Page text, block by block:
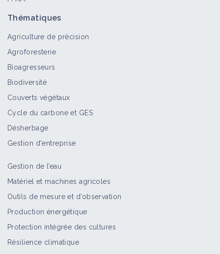
Sarah SINGLA - L'Agriculture en
Thématiques
Agriculture de précision
Agroforesterie
Bioagresseurs
Biodiversité
Couverts végétaux
Cycle du carbone et GES
Désherbage
Gestion d'entreprise
Gestion de l’eau
Matériel et machines agricoles
Outils de mesure et d’observation
Production énergétique
Protection intégrée des cultures
Résilience climatique